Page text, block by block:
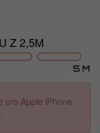
Z 2,5M
pro Apple iPhone